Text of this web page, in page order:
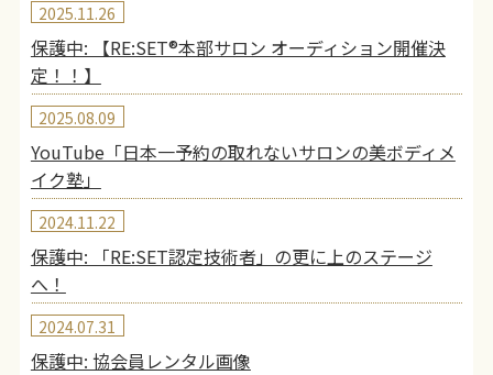
保護中: 【RE:SET®︎本部サロン オーディション開催決
定！！】
2025.11.26
YouTube「日本一予約の取れないサロンの美ボディメ
イク塾」
2025.08.09
保護中: 「RE:SET認定技術者」の更に上のステージ
へ！
2024.11.22
保護中: 協会員レンタル画像
2024.07.31